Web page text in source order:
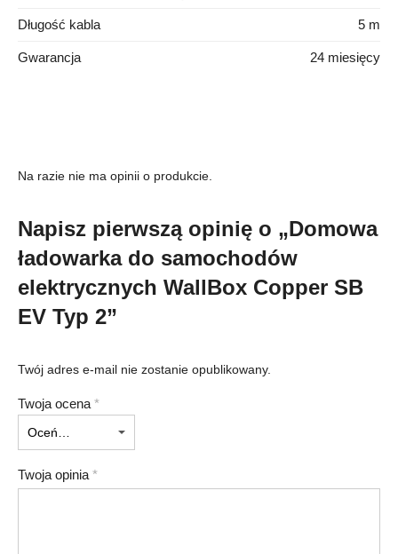
Długość kabla 5 m
Gwarancja 24 miesięcy
Na razie nie ma opinii o produkcie.
Napisz pierwszą opinię o „Domowa
ładowarka do samochodów
elektrycznych WallBox Copper SB
EV Typ 2”
Twój adres e-mail nie zostanie opublikowany.
Twoja ocena *
Twoja opinia *